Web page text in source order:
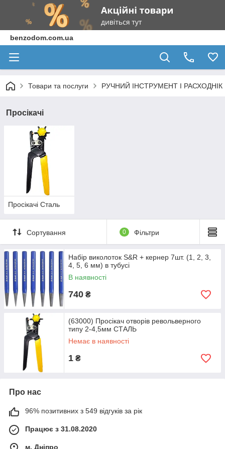
benzodom.com.ua
Товари та послуги РУЧНИЙ ІНСТРУМЕНТ І РАСХОДНІК
Просікачі
Просікачі Сталь
Сортування 0 Фільтри
Набір виколоток S&R + кернер 7шт. (1, 2, 3,
4, 5, 6 мм) в тубусі
В наявності
740 ₴
(63000) Просікач отворів револьверного
типу 2-4,5мм СТАЛЬ
Немає в наявності
1 ₴
Про нас
96% позитивних з 549 відгуків за рік
Працює з 31.08.2020
м. Дніпро